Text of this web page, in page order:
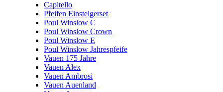
Capitello
Pfeifen Einsteigerset
Poul Winslow C
Poul Winslow Crown
Poul Winslow E
Poul Winslow Jahrespfeife
Vauen 175 Jahre
Vauen Alex
Vauen Ambrosi
Vauen Auenland